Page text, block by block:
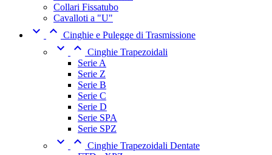
Collari Fissatubo
Cavalloti a "U"
  Cinghie e Pulegge di Trasmissione
  Cinghie Trapezoidali
Serie A
Serie Z
Serie B
Serie C
Serie D
Serie SPA
Serie SPZ
  Cinghie Trapezoidali Dentate